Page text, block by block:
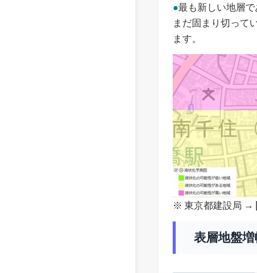
●最も新しい地層
まだ固まり切って
ます。
※ 東京都建設局 →
表層地盤